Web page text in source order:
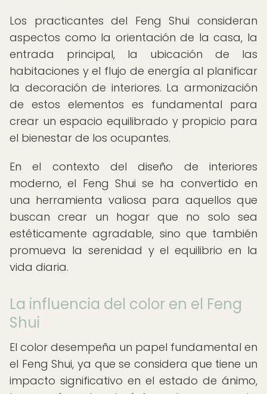
Los practicantes del Feng Shui consideran
aspectos como la orientación de la casa, la
entrada principal, la ubicación de las
habitaciones y el flujo de energía al planificar
la decoración de interiores. La armonización
de estos elementos es fundamental para
crear un espacio equilibrado y propicio para
el bienestar de los ocupantes.
En el contexto del diseño de interiores
moderno, el Feng Shui se ha convertido en
una herramienta valiosa para aquellos que
buscan crear un hogar que no solo sea
estéticamente agradable, sino que también
promueva la serenidad y el equilibrio en la
vida diaria.
La influencia del color en el Feng
Shui
El color desempeña un papel fundamental en
el Feng Shui, ya que se considera que tiene un
impacto significativo en el estado de ánimo,